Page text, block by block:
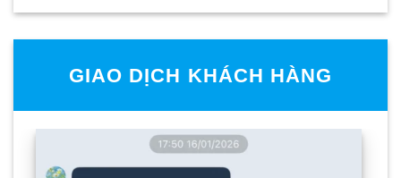
GIAO DỊCH KHÁCH HÀNG